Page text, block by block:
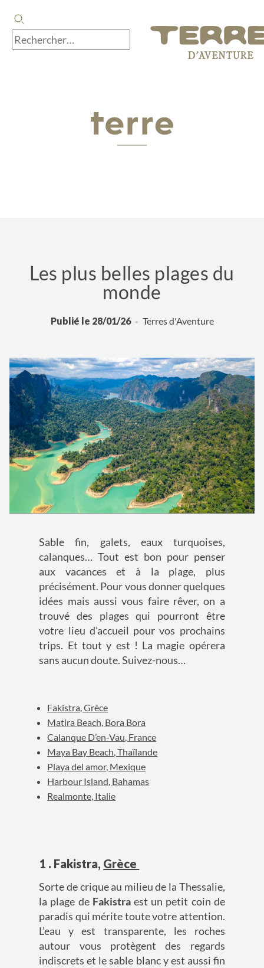
Les plus belles plages du
monde
Publié le 28/01/26 Terres d'Aventure
Sable fin, galets, eaux turquoises,
calanques… Tout est bon pour penser
aux vacances et à la plage, plus
précisément. Pour vous donner quelques
idées mais aussi vous faire rêver, on a
trouvé des plages qui pourront être
votre lieu d’accueil pour vos prochains
trips. Et tout y est ! La magie opérera
sans aucun doute. Suivez-nous…
Fakistra, Grèce
Matira Beach, Bora Bora
Calanque D’en-Vau, France
Maya Bay Beach, Thaïlande
Playa del amor, Mexique
Harbour Island, Bahamas
Realmonte, Italie
1 . Fakistra, Grèce
Sorte de crique au milieu de la Thessalie,
la plage de Fakistraest un petit coin de
paradis qui mérite toute votre attention.
L’eau y est transparente, les roches
autour vous protègent des regards
indiscrets et le sable blanc y est aussi fin